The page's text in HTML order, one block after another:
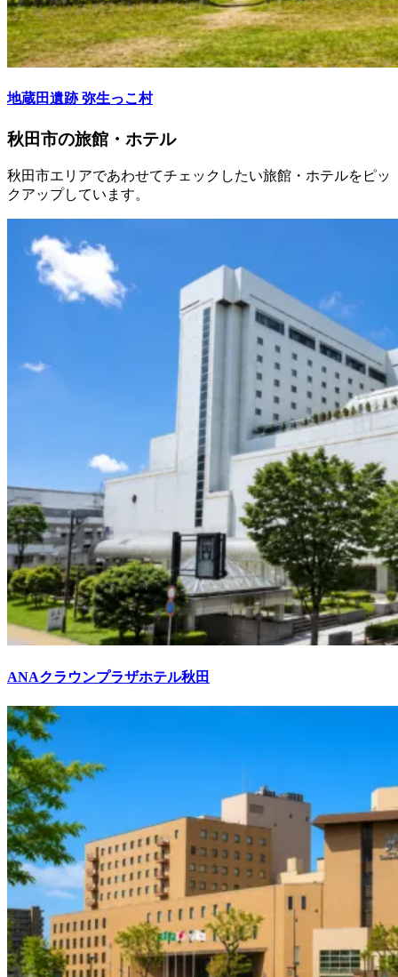
地蔵田遺跡 弥生っこ村
秋田市の旅館・ホテル
秋田市エリアであわせてチェックしたい旅館・ホテルをピッ
クアップしています。
ANAクラウンプラザホテル秋田